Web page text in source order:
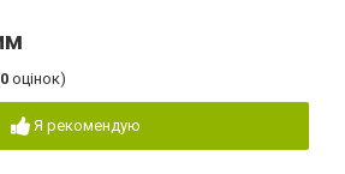
0 оцінок)
Я рекомендую